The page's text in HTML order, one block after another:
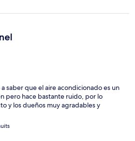
saber que el aire acondicionado es un
pero hace bastante ruido, por lo
y los dueños muy agradables y